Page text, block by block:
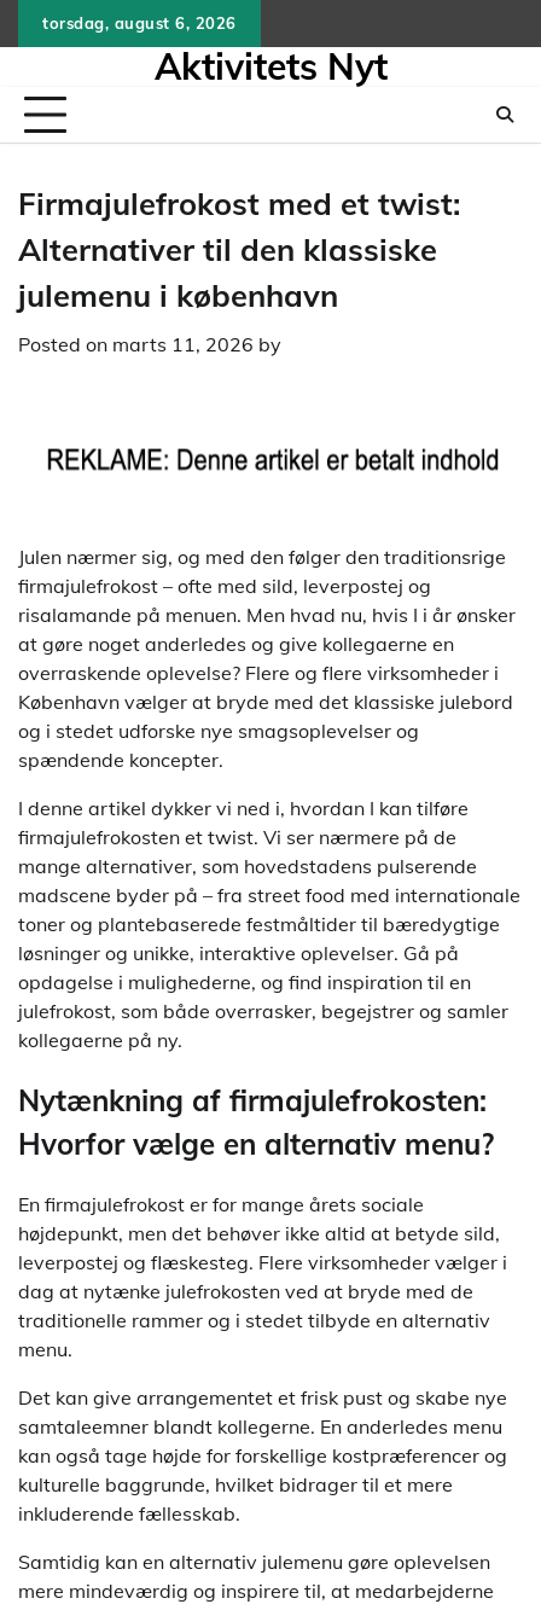
to
torsdag, august 6, 2026
Aktivitets Nyt
Firmajulefrokost med et twist:
Alternativer til den klassiske
julemenu i københavn
Posted on marts 11, 2026 by
Julen nærmer sig, og med den følger den traditionsrige
firmajulefrokost – ofte med sild, leverpostej og
risalamande på menuen. Men hvad nu, hvis I i år ønsker
at gøre noget anderledes og give kollegaerne en
overraskende oplevelse? Flere og flere virksomheder i
København vælger at bryde med det klassiske julebord
og i stedet udforske nye smagsoplevelser og
spændende koncepter.
I denne artikel dykker vi ned i, hvordan I kan tilføre
firmajulefrokosten et twist. Vi ser nærmere på de
mange alternativer, som hovedstadens pulserende
madscene byder på – fra street food med internationale
toner og plantebaserede festmåltider til bæredygtige
løsninger og unikke, interaktive oplevelser. Gå på
opdagelse i mulighederne, og find inspiration til en
julefrokost, som både overrasker, begejstrer og samler
kollegaerne på ny.
Nytænkning af firmajulefrokosten:
Hvorfor vælge en alternativ menu?
En firmajulefrokost er for mange årets sociale
højdepunkt, men det behøver ikke altid at betyde sild,
leverpostej og flæskesteg. Flere virksomheder vælger i
dag at nytænke julefrokosten ved at bryde med de
traditionelle rammer og i stedet tilbyde en alternativ
menu.
Det kan give arrangementet et frisk pust og skabe nye
samtaleemner blandt kollegerne. En anderledes menu
kan også tage højde for forskellige kostpræferencer og
kulturelle baggrunde, hvilket bidrager til et mere
inkluderende fællesskab.
Samtidig kan en alternativ julemenu gøre oplevelsen
mere mindeværdig og inspirere til, at medarbejderne